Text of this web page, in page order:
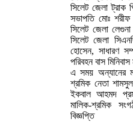
সিলেট জেলা ট্রাক
সভাপতি মোঃ
সিলেট জেলা
সিলেট জেলা
হোসেন, সাধারণ
পরিবহন বাস
এ সময় অন্যানের
শ্রমিক নেতা
ইকবাল আহমদ
মালিক-শ্রমিক
বিজ্ঞপ্তি